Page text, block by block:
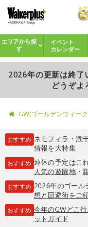
エリアから探
す
イベント
カレンダー
2026年の更新は終了
どうぞよ
GW(ゴールデンウィー
おすすめ ネモフィラ ・ 潮
情報を大特集
おすすめ 連休の予定はこ
人気の遊園地・
おすすめ 2026年のゴール
想と回避術をご
おすすめ 今年のGWどこ
ットガイド